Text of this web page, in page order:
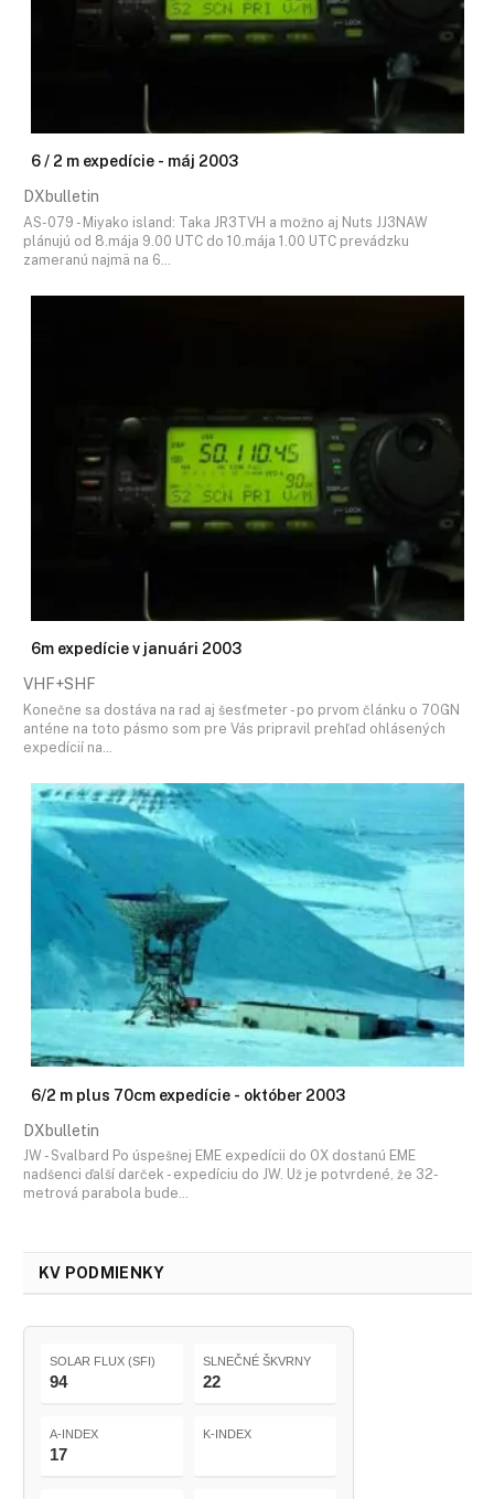
6 / 2 m expedície - máj 2003
DXbulletin
AS-079 - Miyako island: Taka JR3TVH a možno aj Nuts JJ3NAW
plánujú od 8.mája 9.00 UTC do 10.mája 1.00 UTC prevádzku
zameranú najmä na 6…
6m expedície v januári 2003
VHF+SHF
Konečne sa dostáva na rad aj šesťmeter - po prvom článku o 7OGN
anténe na toto pásmo som pre Vás pripravil prehľad ohlásených
expedícií na…
6/2 m plus 70cm expedície - október 2003
DXbulletin
JW - Svalbard Po úspešnej EME expedícii do OX dostanú EME
nadšenci ďalší darček - expedíciu do JW. Už je potvrdené, že 32-
metrová parabola bude…
KV PODMIENKY
SOLAR FLUX (SFI)
94
SLNEČNÉ ŠKVRNY
22
A-INDEX
17
K-INDEX